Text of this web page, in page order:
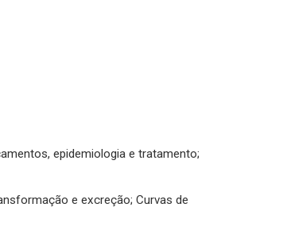
epidemiologia e tratamento;
e excreção; Curvas de